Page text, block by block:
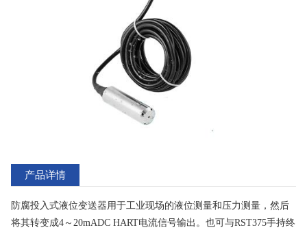
产品详情
防腐投入式液位变送器用于工业现场的液位测量和压力测量，然后
将其转变成4～20mADC HART电流信号输出。也可与RST375手持终